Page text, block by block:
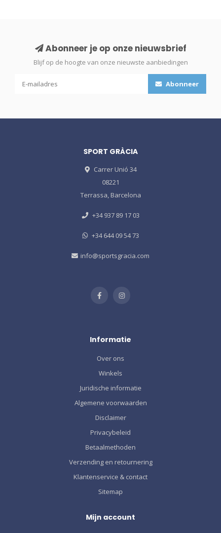
Abonneer je op onze nieuwsbrief
Blijf op de hoogte van onze nieuwste aanbiedingen
Abonneer
SPORT GRÀCIA
Carrer Unió 34
08221
Terrassa, Barcelona
+34 937 89 17 03
+34 644 09 54 73
info@sportsgracia.com
Informatie
Over ons
Winkels
Juridische informatie
Algemene voorwaarden
Disclaimer
Privacybeleid
Betaalmethoden
Verzending en retournering
Klantenservice & contact
Sitemap
Mijn account